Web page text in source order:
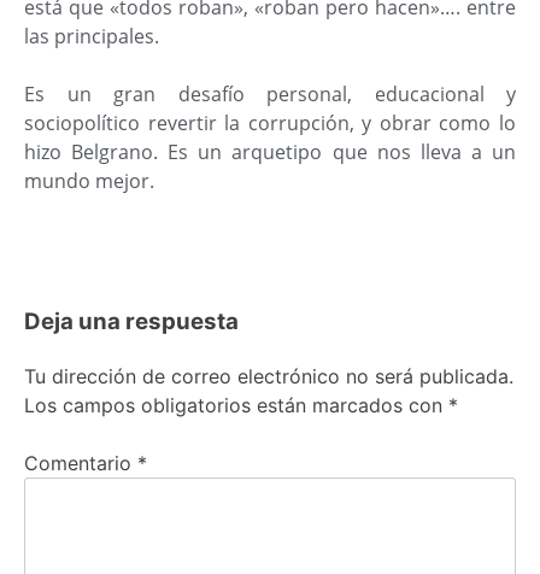
está que «todos roban», «roban pero hacen»…. entre
las principales.
Es un gran desafío personal, educacional y
sociopolítico revertir la corrupción, y obrar como lo
hizo Belgrano. Es un arquetipo que nos lleva a un
mundo mejor.
Deja una respuesta
Tu dirección de correo electrónico no será publicada.
Los campos obligatorios están marcados con *
Comentario *